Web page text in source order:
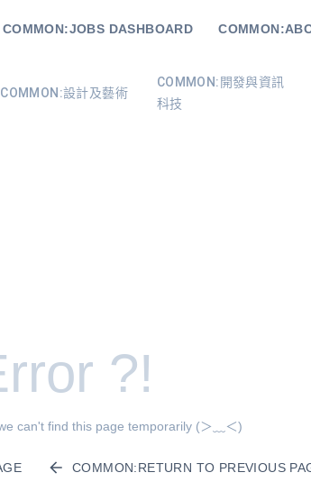
COMMON:JOBS DASHBOARD
COMMON:設計及藝術
COMMON:開發與資訊
科技
?!
can't find this page temporarily (＞﹏＜)
COMMON:RETURN TO PREVIOUS